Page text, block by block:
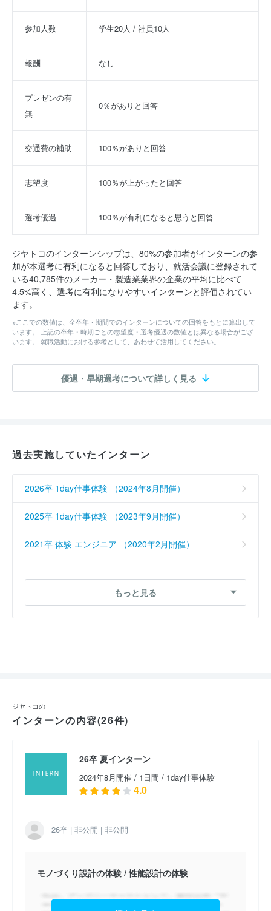
参加人数 学生20人 / 社員10人
報酬 なし
プレゼンの有
無
0％がありと回答
交通費の補助 100％がありと回答
志望度 100％が上がったと回答
選考優遇 100％が有利になると思うと回答
ジヤトコのインターンシップは、80%の参加者がインターンの参
加が本選考に有利になると回答しており、就活会議に登録されて
いる40,785件のメーカー・製造業業界の企業の平均に比べて
4.5%高く、選考に有利になりやすいインターンと評価されてい
ます。
※ここでの数値は、全卒年・期間でのインターンについての回答をもとに算出して
います。 上記の卒年・時期ごとの志望度・選考優遇の数値とは異なる場合がござ
います。 就職活動における参考として、あわせて活用してください。
優遇・早期選考について詳しく見る
過去実施していたインターン
2026卒 1day仕事体験 （2024年8月開催）
2025卒 1day仕事体験 （2023年9月開催）
2021卒 体験 エンジニア （2020年2月開催）
2020卒 工場見学 （2019年2月開催）
もっと見る
ジヤトコの
インターンの内容(26件)
26卒 夏インターン
2024年8月開催 / 1日間 / 1day仕事体験
4.0
26卒 | 非公開 | 非公開
モノづくり設計の体験 / 性能設計の体験